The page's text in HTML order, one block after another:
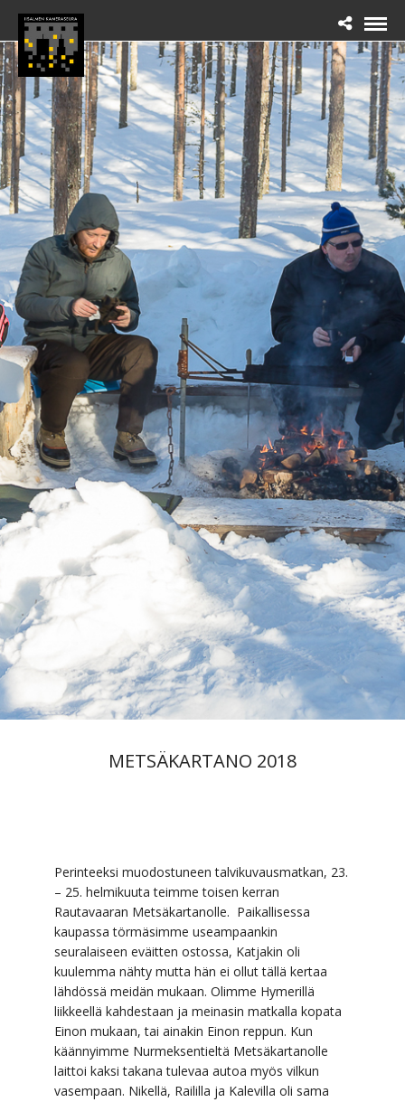
METSÄKARTANO 2018
Perinteeksi muodostuneen talvikuvausmatkan, 23.
– 25. helmikuuta teimme toisen kerran
Rautavaaran Metsäkartanolle. Paikallisessa
kaupassa törmäsimme useampaankin
seuralaiseen eväitten ostossa, Katjakin oli
kuulemma nähty mutta hän ei ollut tällä kertaa
lähdössä meidän mukaan. Olimme Hymerillä
liikkeellä kahdestaan ja meinasin matkalla kopata
Einon mukaan, tai ainakin Einon reppun. Kun
käännyimme Nurmeksentieltä Metsäkartanolle
laittoi kaksi takana tulevaa autoa myös vilkun
vasempaan. Nikellä, Raililla ja Kalevilla oli sama